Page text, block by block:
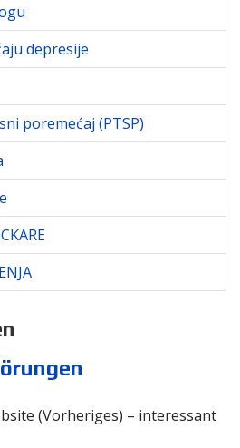
depresije
poremećaj (PTSP)
(Vorheriges) – interessant